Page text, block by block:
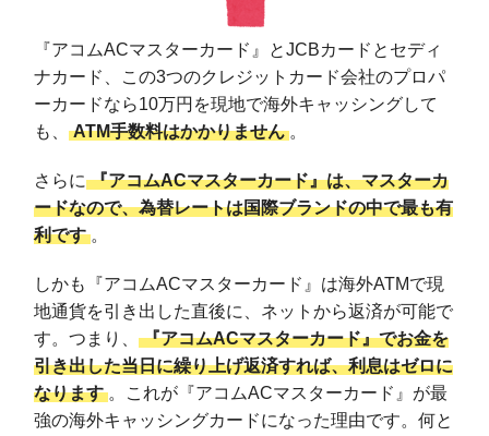
『アコムACマスターカード』とJCBカードとセディ
ナカード、この3つのクレジットカード会社のプロパ
ーカードなら10万円を現地で海外キャッシングして
も、 ATM手数料はかかりません 。
さらに 『アコムACマスターカード』は、マスターカ
ードなので、為替レートは国際ブランドの中で最も有
利です 。
しかも『アコムACマスターカード』は海外ATMで現
地通貨を引き出した直後に、ネットから返済が可能で
す。つまり、 『アコムACマスターカード』でお金を
引き出した当日に繰り上げ返済すれば、利息はゼロに
なります 。これが『アコムACマスターカード』が最
強の海外キャッシングカードになった理由です。何と